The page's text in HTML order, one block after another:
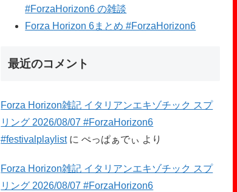
#ForzaHorizon6 の雑談
Forza Horizon 6まとめ #ForzaHorizon6
最近のコメント
Forza Horizon雑記 イタリアンエキゾチック スプ
リング 2026/08/07 #ForzaHorizon6
#festivalplaylistにぺっぱぁでぃ より
Forza Horizon雑記 イタリアンエキゾチック スプ
リング 2026/08/07 #ForzaHorizon6